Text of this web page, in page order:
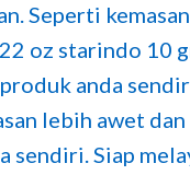
Seperti
oz starindo 10
anda
lebih awet
sendiri. Siap